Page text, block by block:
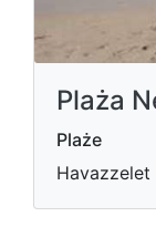
Plaża
Plaże
Havazzelet